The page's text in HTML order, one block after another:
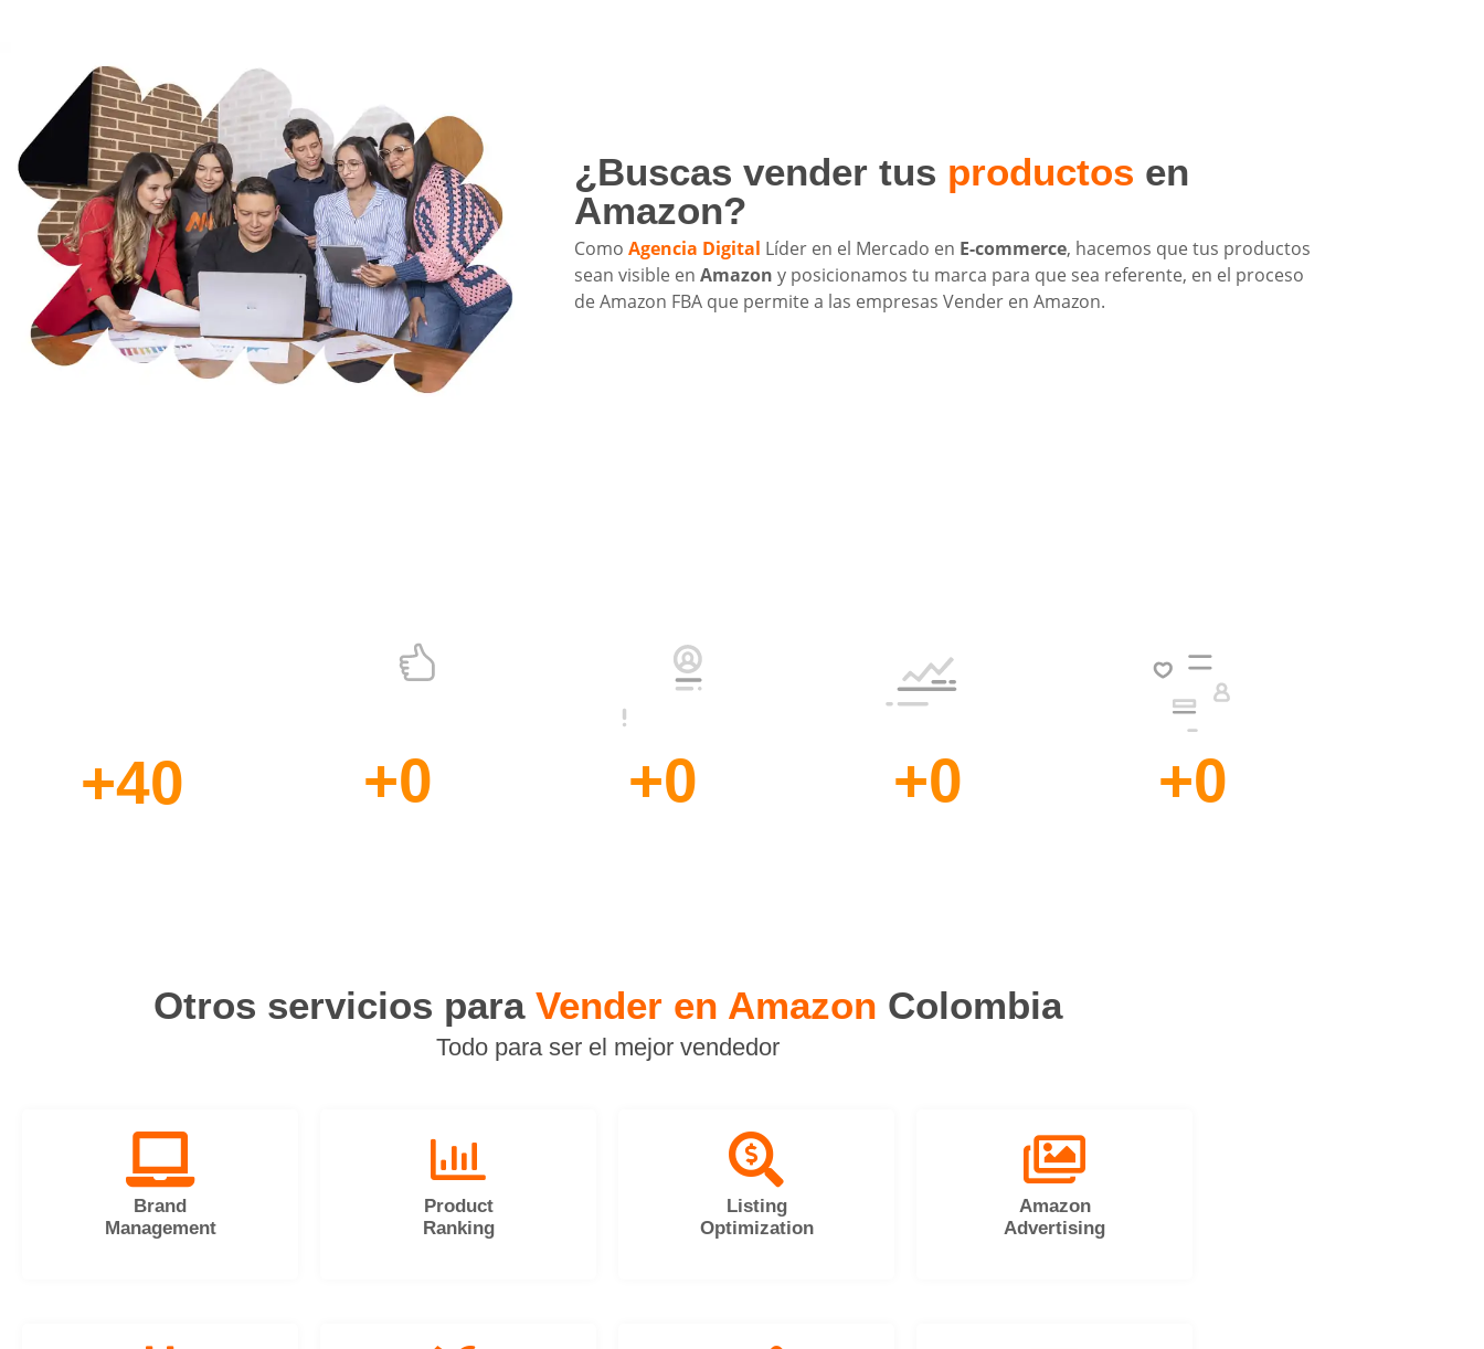
¿Buscas vender tus productos en
Amazon?
Como Agencia Digital Líder en el Mercado en E-commerce, hacemos que tus productos
sean visible en Amazon y posicionamos tu marca para que sea referente, en el proceso
de Amazon FBA que permite a las empresas Vender en Amazon.
+40 +0 +0 +0 +0
Otros servicios para Vender en Amazon Colombia
Todo para ser el mejor vendedor
Brand
Management
Product
Ranking
Listing
Optimization
Amazon
Advertising